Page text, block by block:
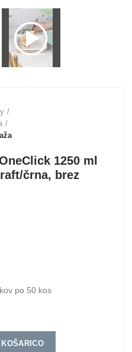
1250 ml
črna, brez
po 50 kos